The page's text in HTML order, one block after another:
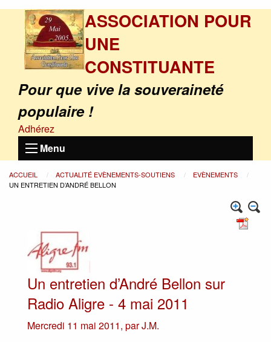
ASSOCIATION POUR
UNE
CONSTITUANTE
Pour que vive la souveraineté
populaire !
Adhérez
Menu
ACCUEIL ACTUALITÉ EVÈNEMENTS-SOUTIENS
EVÈNEMENTS
UN ENTRETIEN D’ANDRÉ BELLON
Un entretien d’André Bellon sur
Radio Aligre - 4 mai 2011
Mercredi 11 mai 2011, parJ.M.